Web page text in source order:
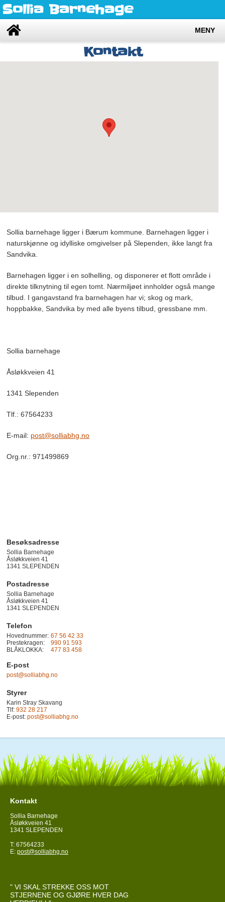
Sollia Barnehage
MENY
Kontakt
Sollia barnehage ligger i Bærum kommune. Barnehagen ligger i
naturskjønne og idylliske omgivelser på Slependen, ikke langt fra
Sandvika.
Barnehagen ligger i en solhelling, og disponerer et flott område i
direkte tilknytning til egen tomt. Nærmiljøet innholder også mange
tilbud. I gangavstand fra barnehagen har vi; skog og mark,
hoppbakke, Sandvika by med alle byens tilbud, gressbane mm.
Sollia barnehage
Åsløkkveien 41
1341 Slependen
Tlf.: 67564233
E-mail: post@solliabhg.no
Org.nr.: 971499869
Besøksadresse
Sollia Barnehage
Åsløkkveien 41
1341SLEPENDEN
Postadresse
Sollia Barnehage
Åsløkkveien 41
1341 SLEPENDEN
Telefon
Hovednummer: 67 56 42 33
Prestekragen:
990 91 593
BLÅKLOKKA:
477 83 458
E-post
post@solliabhg.no
Styrer
Karin Stray Skavang
Tlf:932 28 217
E-post:post@solliabhg.no
Kontakt
Sollia Barnehage
Åsløkkveien 41
1341 SLEPENDEN
T: 67564233
E: post@solliabhg.no
" VI SKAL STREKKE OSS MOT
STJERNENE OG GJØRE HVER DAG